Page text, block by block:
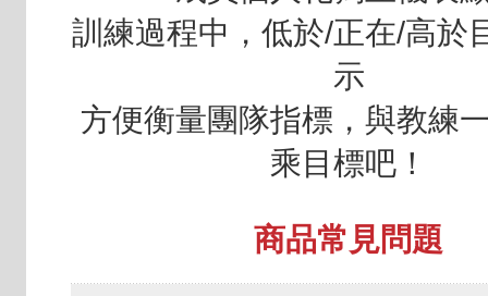
訓練過程中，低於/正在/高於
示
方便衡量團隊指標，與教練
乘目標吧！
商品常見問題